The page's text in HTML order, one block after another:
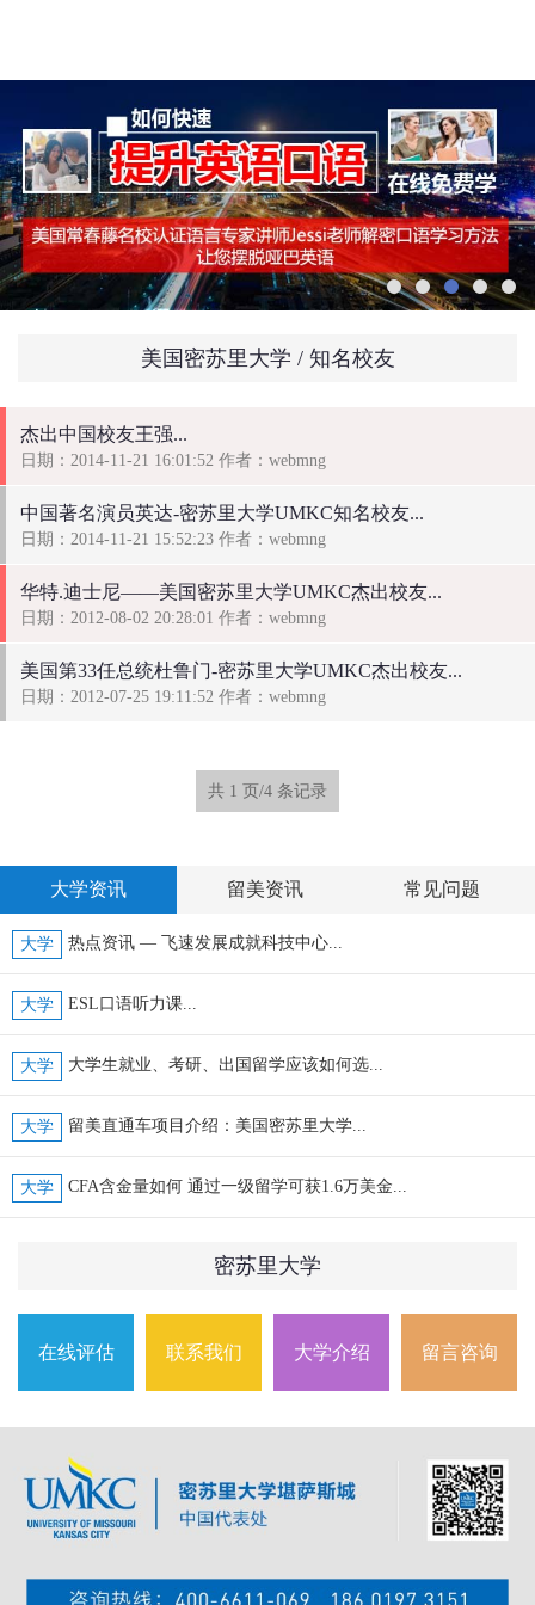
美国密苏里大学 / 知名校友
杰出中国校友王强...
日期：2014-11-21 16:01:52 作者：webmng
中国著名演员英达-密苏里大学UMKC知名校友...
日期：2014-11-21 15:52:23 作者：webmng
华特.迪士尼——美国密苏里大学UMKC杰出校友...
日期：2012-08-02 20:28:01 作者：webmng
美国第33任总统杜鲁门-密苏里大学UMKC杰出校友...
日期：2012-07-25 19:11:52 作者：webmng
共 1 页/4 条记录
大学资讯 留美资讯 常见问题
大学 热点资讯 — 飞速发展成就科技中心...
大学 ESL口语听力课...
大学 大学生就业、考研、出国留学应该如何选...
大学 留美直通车项目介绍：美国密苏里大学...
大学 CFA含金量如何 通过一级留学可获1.6万美金...
密苏里大学
在线评估 联系我们 大学介绍 留言咨询